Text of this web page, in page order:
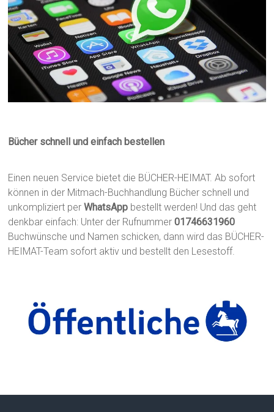
Bücher schnell und einfach bestellen
Einen neuen Service bietet die BÜCHER-HEIMAT. Ab sofort
können in der Mitmach-Buchhandlung Bücher schnell und
unkompliziert perWhatsApp bestellt werden! Und das geht
denkbar einfach: Unter der Rufnummer01746631960
Buchwünsche und Namen schicken, dann wird das BÜCHER-
HEIMAT-Team sofort aktiv und bestellt den Lesestoff.